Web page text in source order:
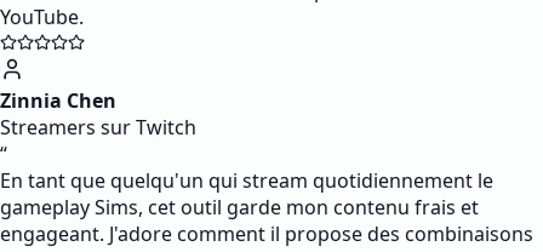
YouTube.
Zinnia Chen
Streamers sur Twitch
“
En tant que quelqu'un qui stream quotidiennement le
gameplay Sims, cet outil garde mon contenu frais et
engageant. J'adore comment il propose des combinaisons